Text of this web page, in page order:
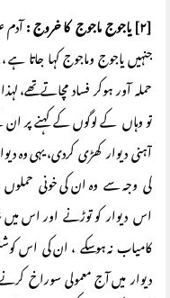
[۲] یاجوج ماجوج کا خروج :
آدم
جنہیں یاجوج وماجوج کہا جاتا ہے
حملہ آور ہوکر فساد مچاتے
تو وہاں کے لوگوں کے کہنے پر
آہنی دیوار کھڑی کردی، یہی وہ
کی وجہ سے وہ ان کی خونی
اس دیوار کو توڑنے اور اس
کامیاب نہ ہوسکے ، ان کی اس
دیوار میں آج معمولی سوراخ